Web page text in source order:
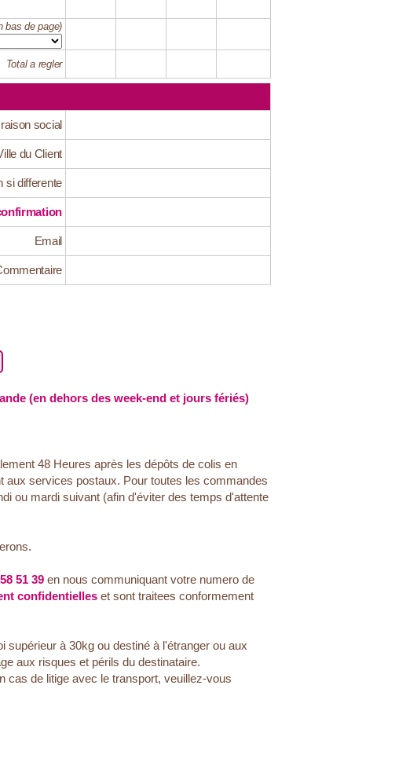
bas de page)
Total a regler
social
du Client
si differente
Email
(en dehors des week-end et jours fériés)
48 Heures après les dépôts de colis en
aux services postaux. Pour toutes les commandes
ou mardi suivant (afin d'éviter des temps d'attente
51 39 en nous communiquant votre numero de
confidentielles et sont traitees conformement
à 30kg ou destiné à l'étranger ou aux
aux risques et périls du destinataire.
cas de litige avec le transport, veuillez-vous